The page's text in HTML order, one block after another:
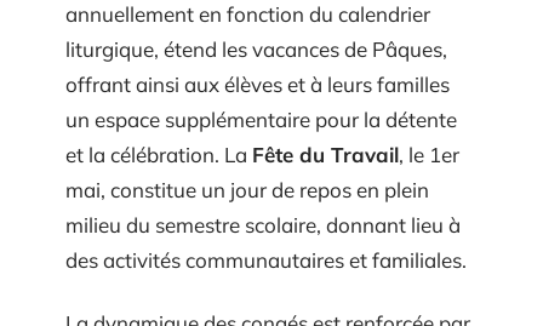
annuellement en fonction du calendrier
liturgique, étend les vacances de Pâques,
offrant ainsi aux élèves et à leurs familles
un espace supplémentaire pour la détente
et la célébration. La Fête du Travail, le 1er
mai, constitue un jour de repos en plein
milieu du semestre scolaire, donnant lieu à
des activités communautaires et familiales.